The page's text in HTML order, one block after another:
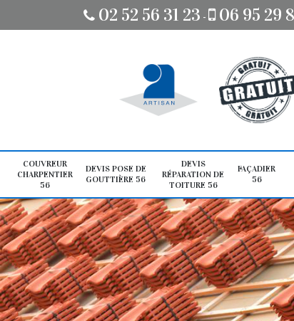
02 52 56 31 23 - 06 95 29
COUVREUR
CHARPENTIER
56
DEVIS POSE DE
GOUTTIÈRE 56
DEVIS
RÉPARATION DE
TOITURE 56
FAÇADIER
56